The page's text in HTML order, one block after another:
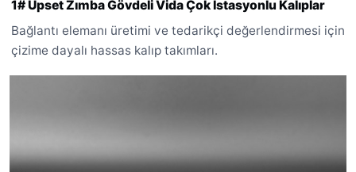
1# Upset Zımba Gövdeli Vida Çok İstasyonlu Kalıplar
Bağlantı elemanı üretimi ve tedarikçi değerlendirmesi için
çizime dayalı hassas kalıp takımları.